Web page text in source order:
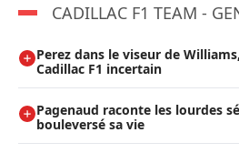
CADILLAC F1 TEAM -
Perez dans le viseur de
Cadillac F1 incertain
Pagenaud raconte les lourdes
bouleversé sa vie